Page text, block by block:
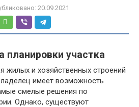
20.09.2021
планировки участка
жилых и хозяйственных строений
имеет возможность
смелые решения по
Однако, существуют